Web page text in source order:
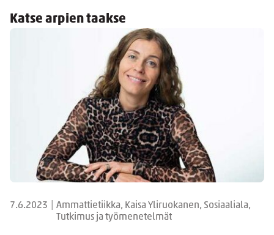
Katse arpien taakse
7.6.2023
Ammattietiikka, Kaisa Yliruokanen, Sosiaaliala,
Tutkimus ja työmenetelmät